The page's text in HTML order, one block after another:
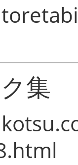
集